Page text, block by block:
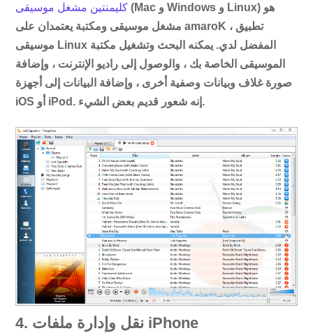
كليمنتين مشغل موسيقى (Mac و Windows و Linux) هو
مشغل موسيقى ومكتبة يعتمدان على amaroK ، تطبيق
موسيقى Linux المفضل لدي. يمكنه البحث وتشغيل مكتبة
الموسيقى الخاصة بك ، والوصول إلى راديو الإنترنت ، وإضافة
صورة غلاف وبيانات وصفية أخرى ، وإضافة البيانات إلى أجهزة
iOS أو iPod. إنه شعور قديم بعض الشيء.
4. نقل وإدارة ملفات iPhone